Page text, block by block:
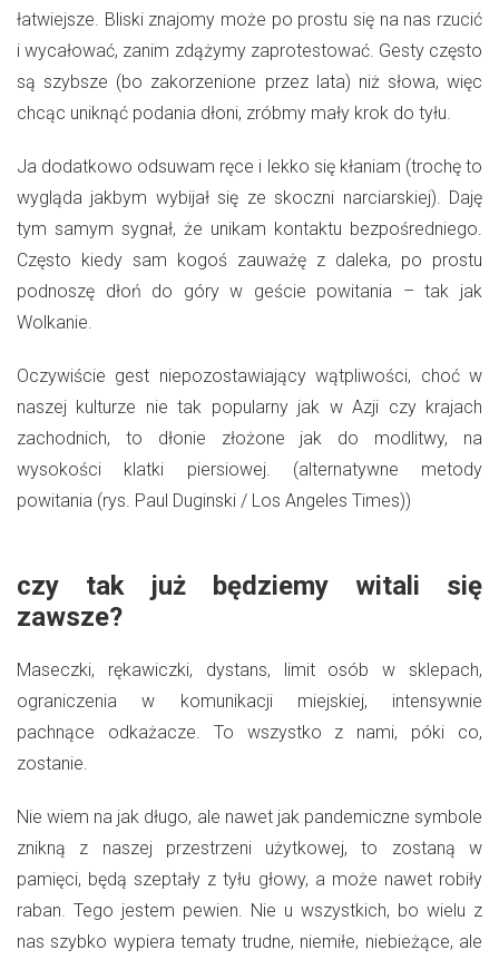
łatwiejsze. Bliski znajomy może po prostu się na nas rzucić
i wycałować, zanim zdążymy zaprotestować. Gesty często
są szybsze (bo zakorzenione przez lata) niż słowa, więc
chcąc uniknąć podania dłoni, zróbmy mały krok do tyłu.
Ja dodatkowo odsuwam ręce i lekko się kłaniam (trochę to
wygląda jakbym wybijał się ze skoczni narciarskiej). Daję
tym samym sygnał, że unikam kontaktu bezpośredniego.
Często kiedy sam kogoś zauważę z daleka, po prostu
podnoszę dłoń do góry w geście powitania – tak jak
Wolkanie.
Oczywiście gest niepozostawiający wątpliwości, choć w
naszej kulturze nie tak popularny jak w Azji czy krajach
zachodnich, to dłonie złożone jak do modlitwy, na
wysokości klatki piersiowej. (alternatywne metody
powitania (rys. Paul Duginski / Los Angeles Times))
czy tak już będziemy witali się
zawsze?
Maseczki, rękawiczki, dystans, limit osób w sklepach,
ograniczenia w komunikacji miejskiej, intensywnie
pachnące odkażacze. To wszystko z nami, póki co,
zostanie.
Nie wiem na jak długo, ale nawet jak pandemiczne symbole
znikną z naszej przestrzeni użytkowej, to zostaną w
pamięci, będą szeptały z tyłu głowy, a może nawet robiły
raban. Tego jestem pewien. Nie u wszystkich, bo wielu z
nas szybko wypiera tematy trudne, niemiłe, niebieżące, ale